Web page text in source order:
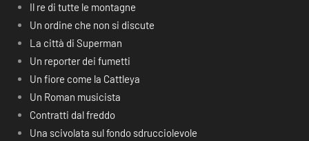
Il re di tutte le montagne
Un ordine che non si discute
La città di Superman
Un reporter dei fumetti
Un fiore come la Cattleya
Un Roman musicista
Contratti dal freddo
Una scivolata sul fondo sdrucciolevole